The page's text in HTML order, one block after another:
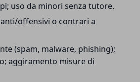
uso da minori senza tutore.
offensivi o contrari a
(spam, malware, phishing);
aggiramento misure di